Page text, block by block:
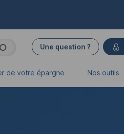
Une question ?
de votre épargne Nos outils